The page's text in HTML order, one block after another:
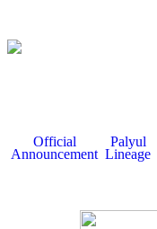
Official
Announcement
Palyul
Lineage